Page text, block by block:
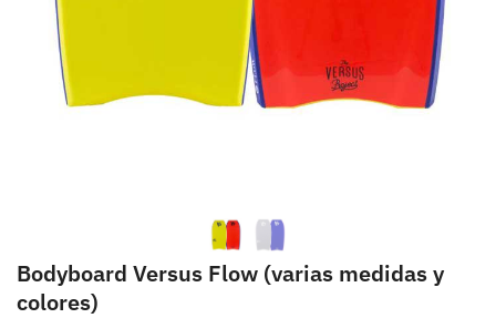
Bodyboard Versus Flow (varias medidas y
colores)